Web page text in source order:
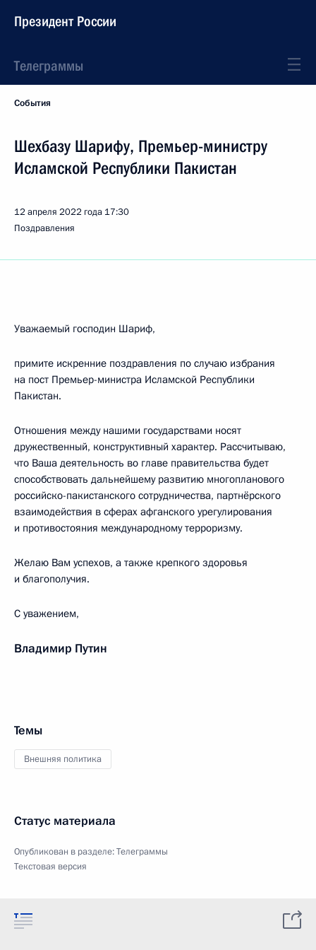
Президент России
Телеграммы
События
Шехбазу Шарифу, Премьер-министру
Исламской Республики Пакистан
12 апреля 2022 года 17:30
Поздравления
Уважаемый господин Шариф,
примите искренние поздравления по случаю избрания
на пост Премьер-министра Исламской Республики
Пакистан.
Отношения между нашими государствами носят
дружественный, конструктивный характер. Рассчитываю,
что Ваша деятельность во главе правительства будет
способствовать дальнейшему развитию многопланового
российско-пакистанского сотрудничества, партнёрского
взаимодействия в сферах афганского урегулирования
и противостояния международному терроризму.
Желаю Вам успехов, а также крепкого здоровья
и благополучия.
С уважением,
Владимир Путин
Темы
Внешняя политика
Статус материала
Опубликован в разделе:Телеграммы
Текстовая версия